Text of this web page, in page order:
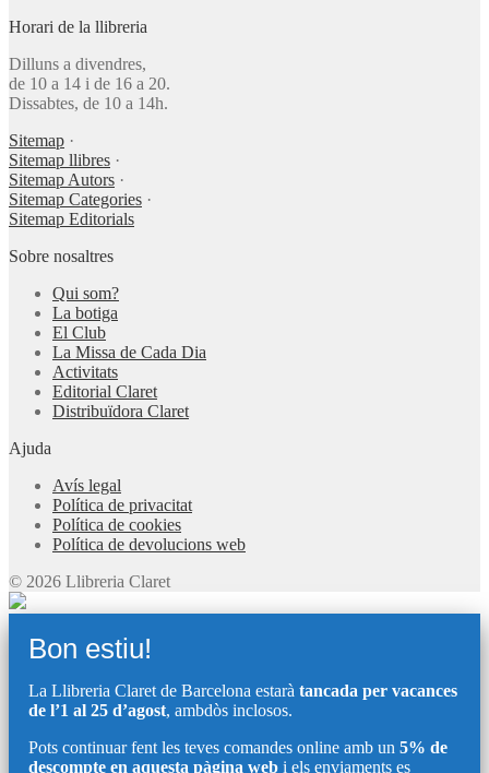
Horari de la llibreria
Dilluns a divendres,
de 10 a 14 i de 16 a 20.
Dissabtes, de 10 a 14h.
Sitemap ·
Sitemap llibres ·
Sitemap Autors ·
Sitemap Categories ·
Sitemap Editorials
Sobre nosaltres
Qui som?
La botiga
El Club
La Missa de Cada Dia
Activitats
Editorial Claret
Distribuïdora Claret
Ajuda
Avís legal
Política de privacitat
Política de cookies
Política de devolucions web
© 2026 Llibreria Claret
Bon estiu!
La Llibreria Claret de Barcelona estarà tancada per vacances
de l’1 al 25 d’agost, ambdòs inclosos.
Pots continuar fent les teves comandes online amb un 5% de
descompte en aquesta pàgina web i els enviaments es